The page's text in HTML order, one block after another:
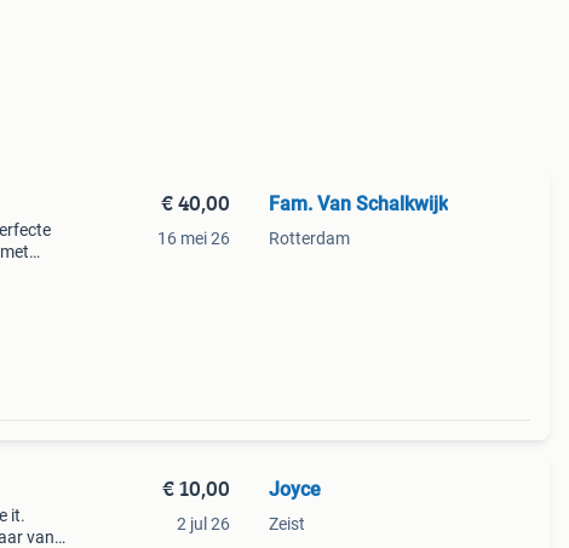
€ 40,00
16 mei 26
Fam. Van Schalkwijk
Rotterdam
it.
van
€ 10,00
2 jul 26
Joyce
Zeist